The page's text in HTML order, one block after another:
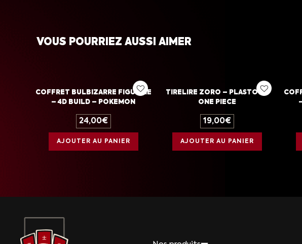
VOUS POURRIEZ AUSSI AIMER
COFFRET BULBIZARRE FIGURINE
– 4D BUILD – POKEMON
24,00€
AJOUTER AU PANIER
TIRELIRE ZORO – PLASTOY –
ONE PIECE
19,00€
AJOUTER AU PANIER